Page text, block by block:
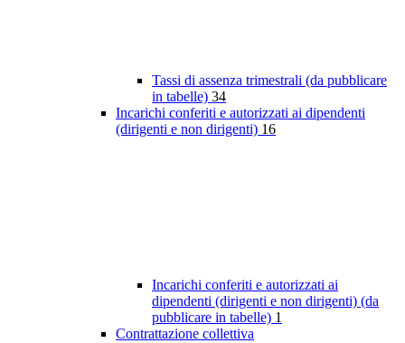
Tassi di assenza trimestrali (da pubblicare
in tabelle) 34
Incarichi conferiti e autorizzati ai dipendenti
(dirigenti e non dirigenti) 16
Incarichi conferiti e autorizzati ai
dipendenti (dirigenti e non dirigenti) (da
pubblicare in tabelle) 1
Contrattazione collettiva